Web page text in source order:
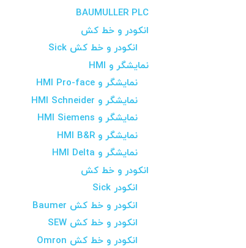
BAUMULLER PLC
انکودر و خط کش
انکودر و خط کش Sick
نمایشگر و HMI
نمایشگر و HMI Pro-face
نمایشگر و HMI Schneider
نمایشگر و HMI Siemens
نمایشگر و HMI B&R
نمایشگر و HMI Delta
انکودر و خط کش
انکودر Sick
انکودر و خط کش Baumer
انکودر و خط کش SEW
انکودر و خط کش Omron